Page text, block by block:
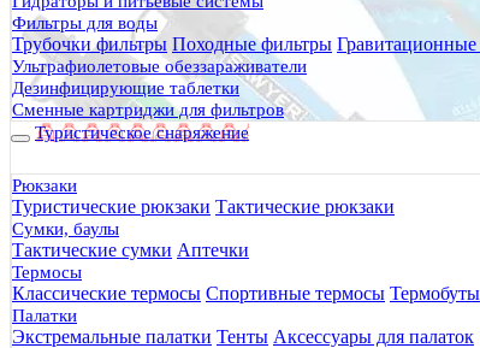
Фильтры для воды
Трубочки фильтры Походные фильтры
Ультрафиолетовые обеззараживатели
Дезинфицирующие таблетки
Сменные картриджи для фильтров
Туристическое снаряжение
Рюкзаки
Туристические рюкзаки Тактические рюкзаки
Сумки, баулы
Тактические сумки Аптечки
Термосы
Классические термосы Спортивные термосы
Палатки
Экстремальные палатки Тенты Аксессуары для палаток